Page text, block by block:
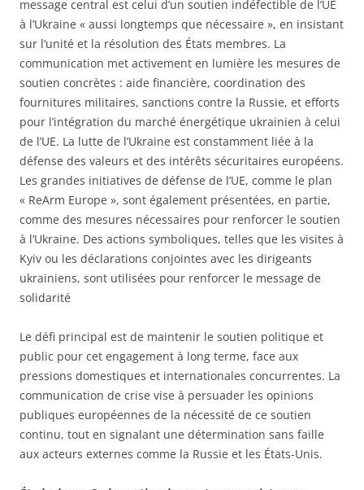
message central est celui d’un soutien indéfectible de l’UE
à l’Ukraine « aussi longtemps que nécessaire », en insistant
sur l’unité et la résolution des États membres. La
communication met activement en lumière les mesures de
soutien concrètes : aide financière, coordination des
fournitures militaires, sanctions contre la Russie, et efforts
pour l’intégration du marché énergétique ukrainien à celui
de l’UE. La lutte de l’Ukraine est constamment liée à la
défense des valeurs et des intérêts sécuritaires européens.
Les grandes initiatives de défense de l’UE, comme le plan
« ReArm Europe », sont également présentées, en partie,
comme des mesures nécessaires pour renforcer le soutien
à l’Ukraine. Des actions symboliques, telles que les visites à
Kyiv ou les déclarations conjointes avec les dirigeants
ukrainiens, sont utilisées pour renforcer le message de
solidarité
Le défi principal est de maintenir le soutien politique et
public pour cet engagement à long terme, face aux
pressions domestiques et internationales concurrentes. La
communication de crise vise à persuader les opinions
publiques européennes de la nécessité de ce soutien
continu, tout en signalant une détermination sans faille
aux acteurs externes comme la Russie et les États-Unis.